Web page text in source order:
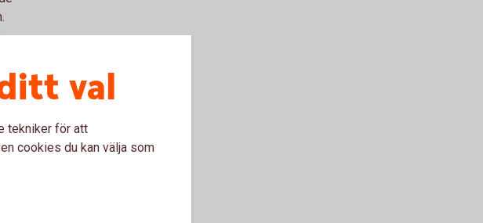
val
tekniker för att
cookies du kan välja som